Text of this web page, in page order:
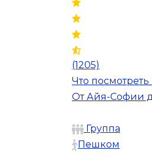
(1205)
Что посмотреть
От Айя-Софии
Группа
Пешком